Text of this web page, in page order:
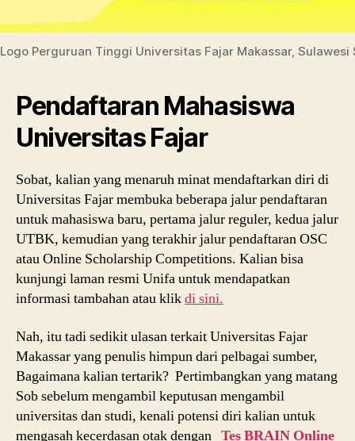
Logo Perguruan Tinggi Universitas Fajar Makassar, Sulawesi
Pendaftaran Mahasiswa
Universitas Fajar
Sobat, kalian yang menaruh minat mendaftarkan diri di
Universitas Fajar membuka beberapa jalur pendaftaran
untuk mahasiswa baru, pertama jalur reguler, kedua jalur
UTBK, kemudian yang terakhir jalur pendaftaran OSC
atau Online Scholarship Competitions. Kalian bisa
kunjungi laman resmi Unifa untuk mendapatkan
informasi tambahan atau klikdi sini.
Nah, itu tadi sedikit ulasan terkait Universitas Fajar
Makassar yang penulis himpun dari pelbagai sumber,
Bagaimana kalian tertarik? Pertimbangkan yang matang
Sob sebelum mengambil keputusan mengambil
universitas dan studi, kenali potensi diri kalian untuk
mengasah kecerdasan otak dengan Tes BRAIN Online